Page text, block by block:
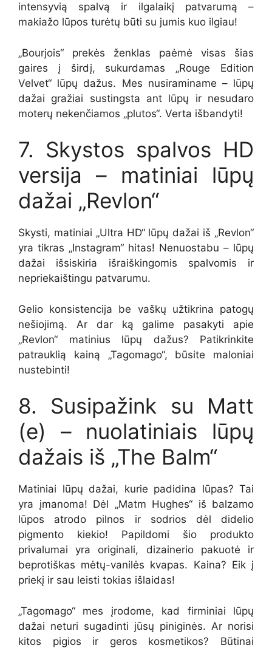
intensyvią spalvą ir ilgalaikį patvarumą –
makiažo lūpos turėtų būti su jumis kuo ilgiau!
„Bourjois“ prekės ženklas paėmė visas šias
gaires į širdį, sukurdamas „Rouge Edition
Velvet“ lūpų dažus. Mes nusiraminame – lūpų
dažai gražiai sustingsta ant lūpų ir nesudaro
moterų nekenčiamos „plutos“. Verta išbandyti!
7. Skystos spalvos HD
versija – matiniai lūpų
dažai „Revlon“
Skysti, matiniai „Ultra HD“ lūpų dažai iš „Revlon“
yra tikras „Instagram“ hitas! Nenuostabu – lūpų
dažai išsiskiria išraiškingomis spalvomis ir
nepriekaištingu patvarumu.
Gelio konsistencija be vaškų užtikrina patogų
nešiojimą. Ar dar ką galime pasakyti apie
„Revlon“ matinius lūpų dažus? Patikrinkite
patrauklią kainą „Tagomago“, būsite maloniai
nustebinti!
8. Susipažink su Matt
(e) – nuolatiniais lūpų
dažais iš „The Balm“
Matiniai lūpų dažai, kurie padidina lūpas? Tai
yra įmanoma! Dėl „Matm Hughes“ iš balzamo
lūpos atrodo pilnos ir sodrios dėl didelio
pigmento kiekio! Papildomi šio produkto
privalumai yra originali, dizainerio pakuotė ir
beprotiškas mėtų-vanilės kvapas. Kaina? Eik į
priekį ir sau leisti tokias išlaidas!
„Tagomago“ mes įrodome, kad firminiai lūpų
dažai neturi sugadinti jūsų piniginės. Ar norisi
kitos pigios ir geros kosmetikos? Būtinai